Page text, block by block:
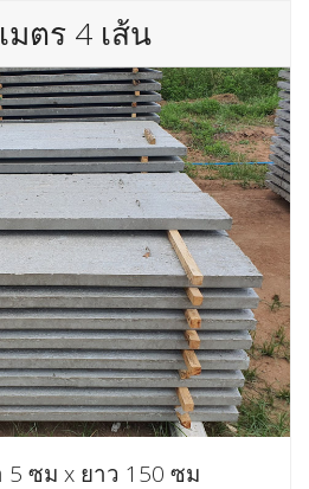
ตร 4 เส้น
5 ซม x ยาว 150 ซม